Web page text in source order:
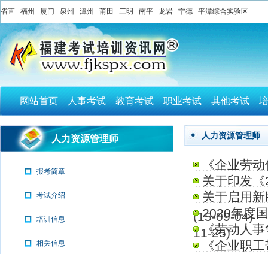
省直 福州 厦门 泉州 漳州 莆田 三明 南平 龙岩 宁德 平潭综合实验区
网站首页 人事考试 教育考试 职业考试 其他考试
人力资源管理师
《企业劳
关于印发
关于启用
(15-09-04)
2020年度
11-25)
《劳动人
《企业职
人力资源管理师
报考简章
考试介绍
培训信息
相关信息